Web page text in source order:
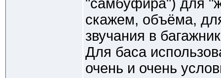
"самбуфира") для
скажем, объёма,
звучания в
Для баса
очень и очень